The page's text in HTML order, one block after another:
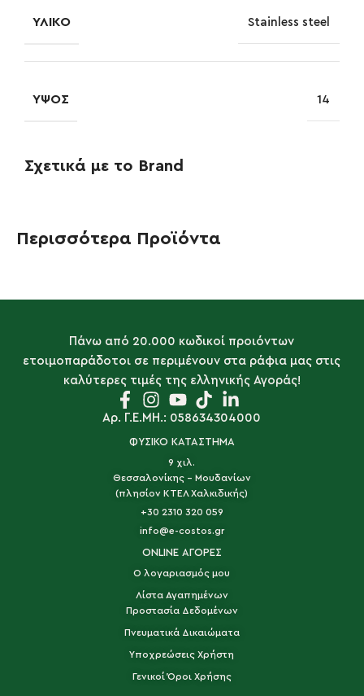
ΥΛΙΚΌ Stainless steel
ΎΨΟΣ 14
Σχετικά με το Brand
Περισσότερα Προϊόντα
Πάνω από 20.000 κωδικοί προιόντων
ετοιμοπαράδοτοι σε περιμένουν στα ράφια μας στις
καλύτερες τιμές της ελληνικής Αγοράς!
Αρ. Γ.Ε.ΜΗ.: 058634304000
ΦΥΣΙΚΟ ΚΑΤΑΣΤΗΜΑ
9 χιλ.
Θεσσαλονίκης - Μουδανίων
(πλησίον ΚΤΕΛ Χαλκιδικής)
+30 2310 320 059
info@e-costos.gr
ONLINE ΑΓΟΡΕΣ
Ο λογαριασμός μου
Λίστα Αγαπημένων
Προστασία Δεδομένων
Πνευματικά Δικαιώματα
Υποχρεώσεις Χρήστη
Γενικοί Όροι Χρήσης